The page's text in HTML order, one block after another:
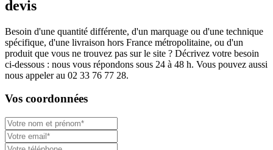
devis
Besoin d'une quantité différente, d'un marquage ou d'une technique
spécifique, d'une livraison hors France métropolitaine, ou d'un
produit que vous ne trouvez pas sur le site ? Décrivez votre besoin
ci-dessous : nous vous répondons sous 24 à 48 h. Vous pouvez aussi
nous appeler au 02 33 76 77 28.
Vos coordonnées